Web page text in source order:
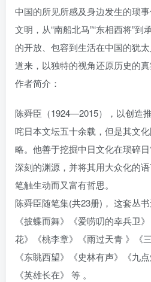
中国的所见所感及身边发生的琐
文明，从“南船北马”“东相西将”
的开放、包容到生活在中国的犹
道来，以独特的视角还原历史的真
作者简介：
陈舜臣（1924—2015），以创造
咤日本文坛五十余载，但是其文
略。他善于挖掘中日文化在琐碎
深刻的渊源，并将其用大众化的
笔触生动而又富有哲思。
陈舜臣随笔集(共23册)， 这套丛书
《披蝶而舞》《爱唠叨的幸兵卫
花》《桃李章》《雨过天青 》《
《东眺西望》《史林有声》《九
《英雄长在》 等 。